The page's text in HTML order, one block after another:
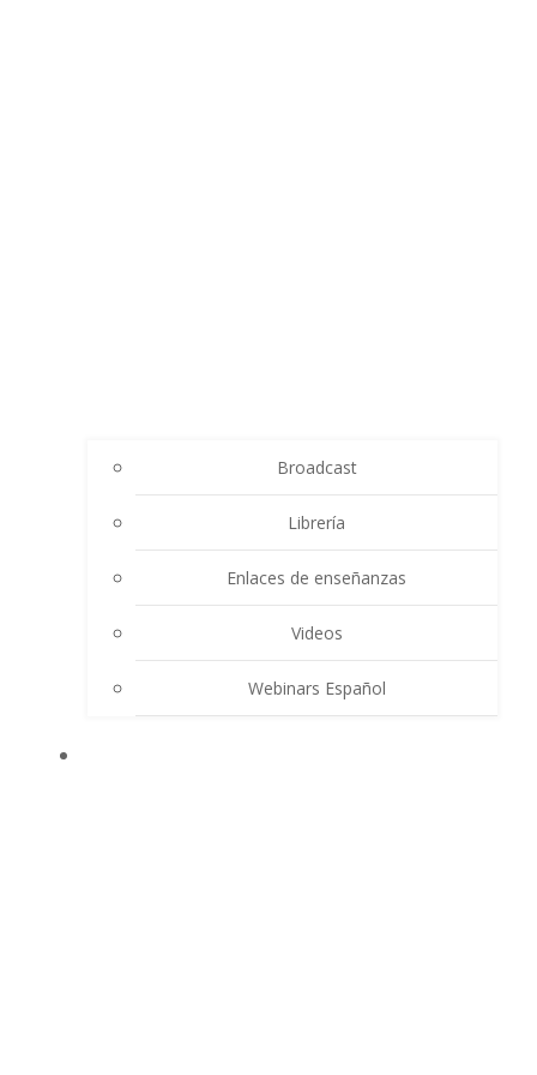
Broadcast
Librería
Enlaces de enseñanzas
Videos
Webinars Español